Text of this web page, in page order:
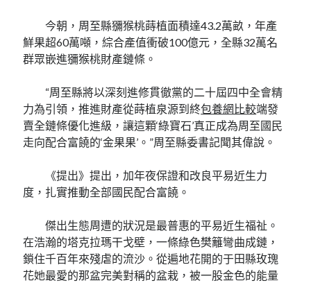
今朝，周至縣獼猴桃蒔植面積達43.2萬畝，年產
鮮果超60萬噸，綜合產值衝破100億元，全縣32萬名
群眾嵌進獼猴桃財產鏈條。
“周至縣將以深刻進修貫徹黨的二十屆四中全會精
力為引領，推進財產從蒔植泉源到終包養網比較端發
賣全鏈條優化進級，讓這顆‘綠寶石’真正成為周至國民
走向配合富饒的‘金果果’。”周至縣委書記聞其偉說。
《提出》提出，加年夜保證和改良平易近生力
度，扎實推動全部國民配合富饒。
傑出生態周遭的狀況是最普惠的平易近生福祉。
在浩瀚的塔克拉瑪干戈壁，一條綠色樊籬彎曲成鏈，
鎖住千百年來殘虐的流沙。從遍地花開的于田縣玫瑰
花她最愛的那盆完美對稱的盆栽，被一股金色的能量